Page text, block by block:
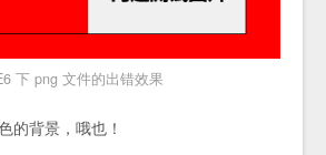
下 png 文件的出错效果
的背景，哦也！